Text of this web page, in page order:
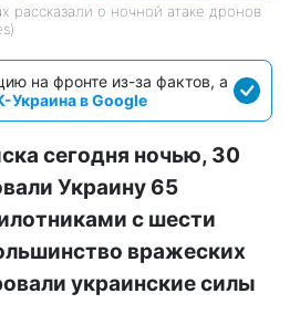
рассказали о ночной атаке дронов
на фронте из-за фактов, а
Украина в Google
сегодня ночью, 30
Украину 65
с шести
вражеских
украинские силы